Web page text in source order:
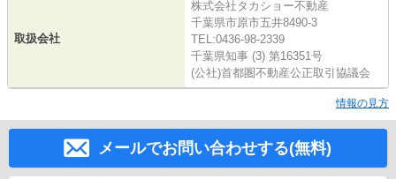
取扱会社
株式会社タカショー不動産
千葉県市原市五井8490-3
TEL:0436-98-2339
千葉県知事 (3) 第16351号
(公社)首都圏不動産公正取引協議会
情報の見方
メールでお問い合わせする(無料)